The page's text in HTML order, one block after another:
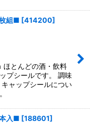
組■ [414200]
ほとんどの酒・飲料
プシールです。 調味
ャップシールについ
入■ [188601]